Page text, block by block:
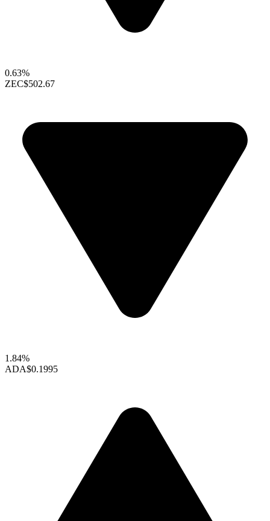
0.63%
ZEC$502.67
1.84%
ADA$0.1995